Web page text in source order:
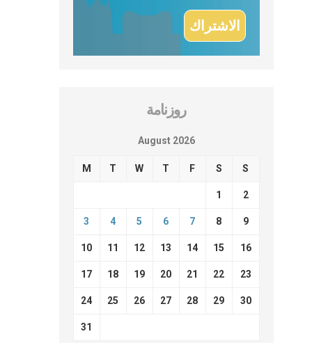
روزنامة
August 2026
M T W T F S S
1 2
3 4 5 6 7 8 9
10 11 12 13 14 15 16
17 18 19 20 21 22 23
24 25 26 27 28 29 30
31